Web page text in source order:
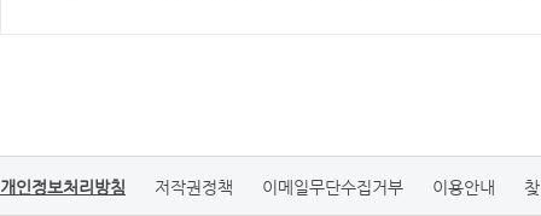
개인정보처리방침 저작권정책 이메일무단수집거부 이용안내